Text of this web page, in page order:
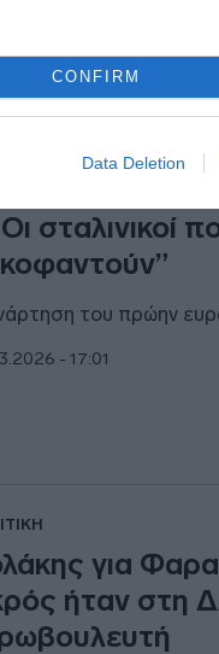
CONFIRM
Data Deletion
σταλινικοί
του πρώην
- 17:01
για
ήταν στη